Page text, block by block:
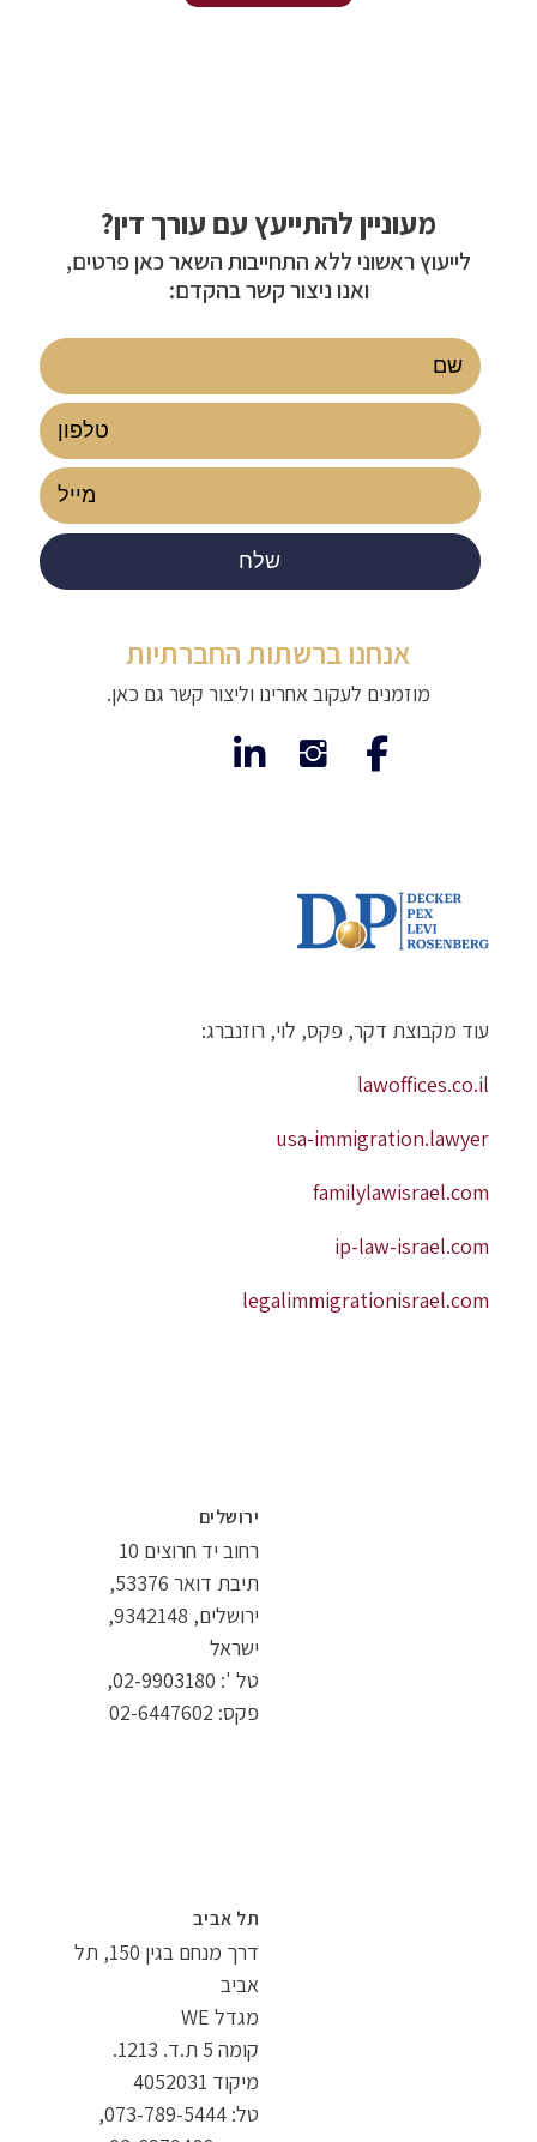
מעוניין להתייעץ עם עורך דין?
לייעוץ ראשוני ללא התחייבות השאר כאן פרטים,
ואנו ניצור קשר בהקדם:
אנחנו ברשתות החברתיות
מוזמנים לעקוב אחרינו וליצור קשר גם כאן.
עוד מקבוצת דקר, פקס, לוי, רוזנברג:
lawoffices.co.il
usa-immigration.lawyer
familylawisrael.com
ip-law-israel.com
legalimmigrationisrael.com
ירושלים
רחוב יד חרוצים 10
תיבת דואר 53376,
ירושלים, 9342148,
ישראל
טל ': 02-9903180,
פקס: 02-6447602
תל אביב
דרך מנחם בגין 150, תל
אביב
מגדל WE
קומה 5 ת.ד. 1213.
מיקוד 4052031
טל: 073-789-5444,